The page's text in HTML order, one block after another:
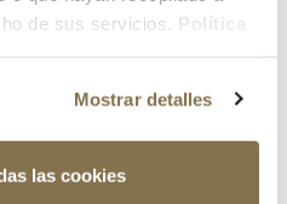
de sus servicios. Política
Mostrar detalles
las cookies